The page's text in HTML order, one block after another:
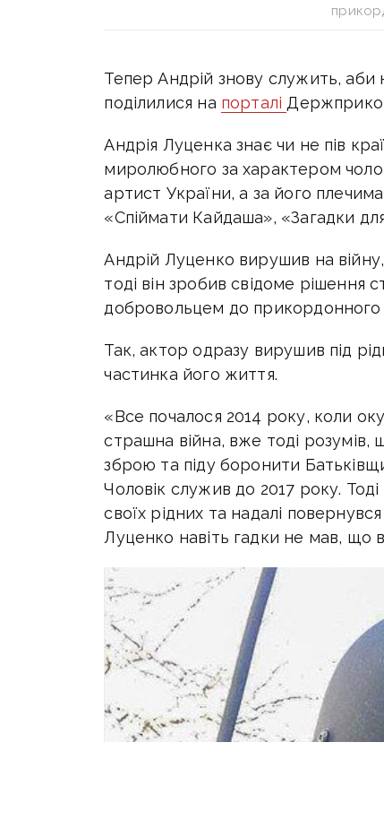
Тепер Андрій знову служить, аби
поділилися на порталі
Андрія Луценка знає чи не пів
миролюбного за характером
артист України, а за його
«Спіймати Кайдаша», «Загадки
Андрій Луценко вирушив на
тоді він зробив свідоме рішення
добровольцем до прикордонного
Так, актор одразу вирушив під
частинка його життя.
«Все почалося 2014 року, коли
страшна війна, вже тоді
зброю та піду боронити
Чоловік служив до 2017 року.
своїх рідних та надалі
Луценко навіть гадки не мав, що